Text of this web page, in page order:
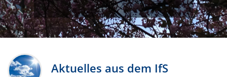
Aktuelles aus dem IfS